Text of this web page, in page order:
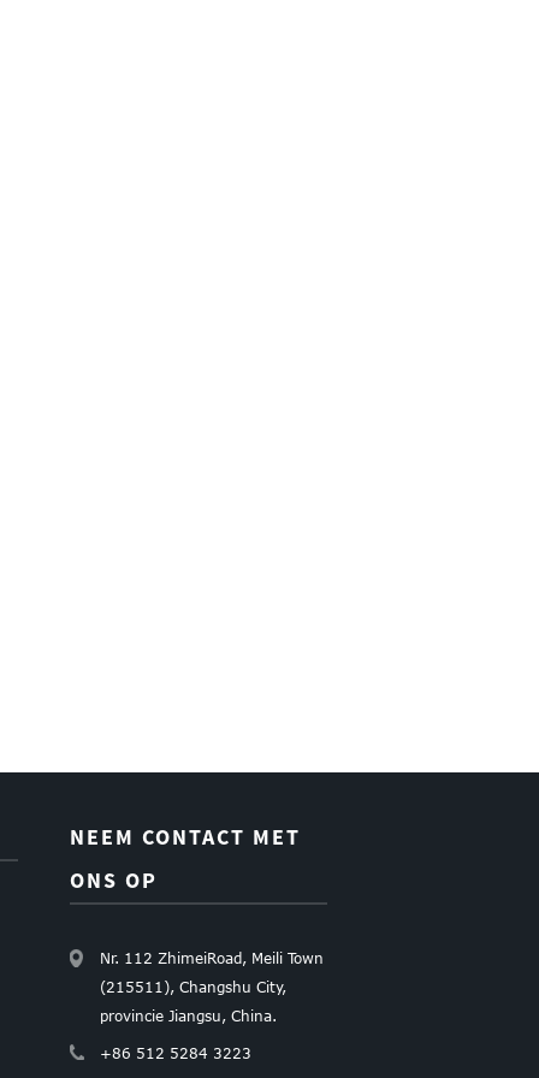
NEEM CONTACT MET
ONS OP
Nr. 112 ZhimeiRoad, Meili Town
(215511), Changshu City,
provincie Jiangsu, China.
+86 512 5284 3223